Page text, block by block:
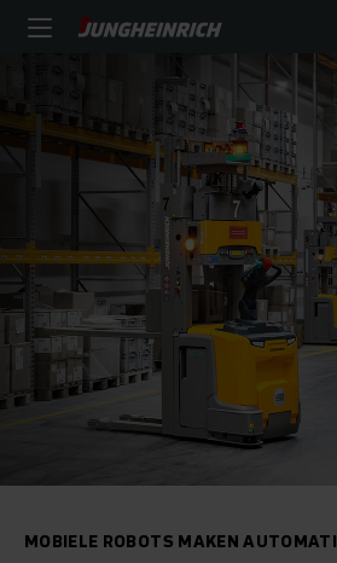
MOBIELE ROBOTS MAKEN